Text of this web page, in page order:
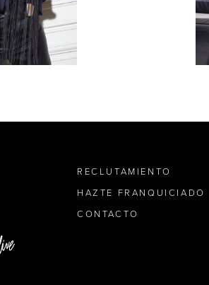
RECLUTAMIENTO
HAZTE FRANQUICIADO
CONTACTO